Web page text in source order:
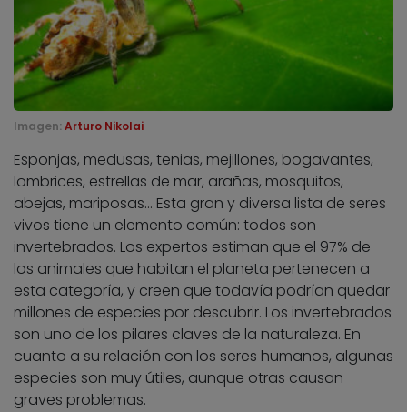
Imagen: Arturo Nikolai
Esponjas, medusas, tenias, mejillones, bogavantes,
lombrices, estrellas de mar, arañas, mosquitos,
abejas, mariposas… Esta gran y diversa lista de seres
vivos tiene un elemento común: todos son
invertebrados. Los expertos estiman que el 97% de
los animales que habitan el planeta pertenecen a
esta categoría, y creen que todavía podrían quedar
millones de especies por descubrir. Los invertebrados
son uno de los pilares claves de la naturaleza. En
cuanto a su relación con los seres humanos, algunas
especies son muy útiles, aunque otras causan
graves problemas.